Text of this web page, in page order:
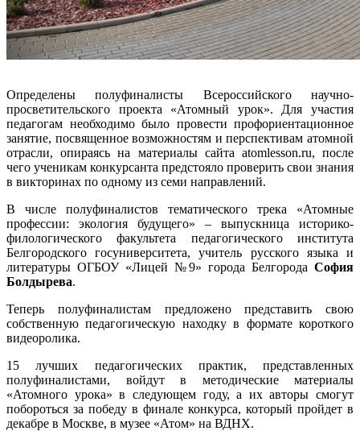
Определены полуфиналисты Всероссийского научно-
просветительского проекта «Атомный урок». Для участия
педагогам необходимо было провести профориентационное
занятие, посвященное возможностям и перспективам атомной
отрасли, опираясь на материалы сайта atomlesson.ru, после
чего ученикам конкурсанта предстояло проверить свои знания
в викторинах по одному из семи направлений.
В числе полуфиналистов тематического трека «Атомные
профессии: экология будущего» – выпускница историко-
филологического факультета педагогического института
Белгородского госуниверситета, учитель русского языка и
литературы ОГБОУ «Лицей №9» города Белгорода София
Болдырева.
Теперь полуфиналистам предложено представить свою
собственную педагогическую находку в формате короткого
видеоролика.
15 лучших педагогических практик, представленных
полуфиналистами, войдут в методические материалы
«Атомного урока» в следующем году, а их авторы смогут
побороться за победу в финале конкурса, который пройдет в
декабре в Москве, в музее «Атом» на ВДНХ.